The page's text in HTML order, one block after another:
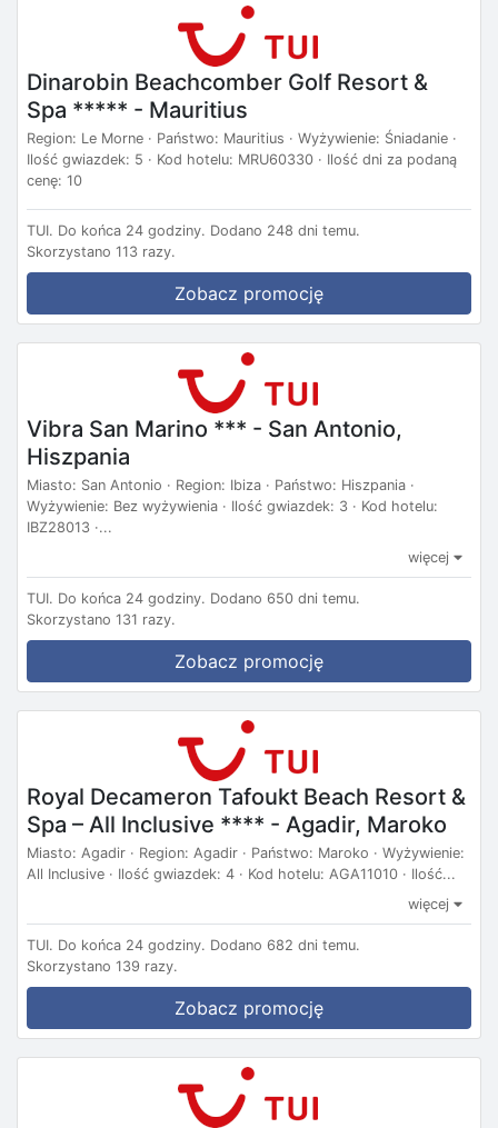
Dinarobin Beachcomber Golf Resort &
Spa ***** - Mauritius
Region: Le Morne · Państwo: Mauritius · Wyżywienie: Śniadanie ·
Ilość gwiazdek: 5 · Kod hotelu: MRU60330 · Ilość dni za podaną
cenę: 10
TUI. Do końca 24 godziny. Dodano 248 dni temu.
Skorzystano 113 razy.
Zobacz promocję
Vibra San Marino *** - San Antonio,
Hiszpania
Miasto: San Antonio · Region: Ibiza · Państwo: Hiszpania ·
Wyżywienie: Bez wyżywienia · Ilość gwiazdek: 3 · Kod hotelu:
IBZ28013 ·...
więcej
TUI. Do końca 24 godziny. Dodano 650 dni temu.
Skorzystano 131 razy.
Zobacz promocję
Royal Decameron Tafoukt Beach Resort &
Spa – All Inclusive **** - Agadir, Maroko
Miasto: Agadir · Region: Agadir · Państwo: Maroko · Wyżywienie:
All Inclusive · Ilość gwiazdek: 4 · Kod hotelu: AGA11010 · Ilość...
więcej
TUI. Do końca 24 godziny. Dodano 682 dni temu.
Skorzystano 139 razy.
Zobacz promocję